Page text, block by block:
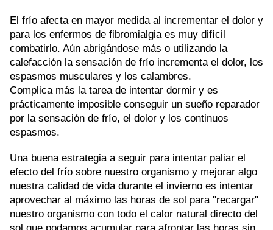
El frío afecta en mayor medida al incrementar el dolor y
para los enfermos de fibromialgia es muy difícil
combatirlo. Aún abrigándose más o utilizando la
calefacción la sensación de frío incrementa el dolor, los
espasmos musculares y los calambres.
Complica más la tarea de intentar dormir y es
prácticamente imposible conseguir un sueño reparador
por la sensación de frío, el dolor y los continuos
espasmos.
Una buena estrategia a seguir para intentar paliar el
efecto del frío sobre nuestro organismo y mejorar algo
nuestra calidad de vida durante el invierno es intentar
aprovechar al máximo las horas de sol para "recargar"
nuestro organismo con todo el calor natural directo del